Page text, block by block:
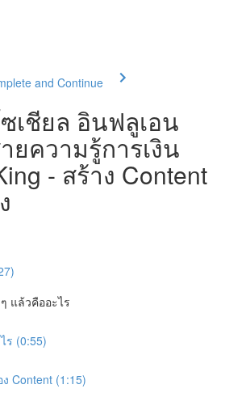
and Continue
เชียล อินฟลูเอน
ยความรู้การเงิน
- สร้าง Content
แล้วคืออะไร
ร (0:55)
Content (1:15)